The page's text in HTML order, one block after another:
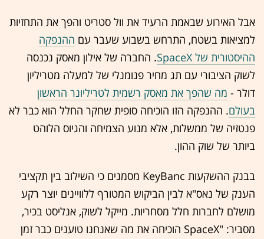
אבל האירוע שבאמת הרעיד את וול סטריט והפך את התחזיות
למציאות בשטח, התרחש בשבוע שעבר עם ההנפקה
ההיסטורית של SpaceX
. החברה של אילון מאסק נכנסה
לשוק הציבורי עם תג מחיר פנומנלי של למעלה מטריליון
דולר - מה שהפך את מאסק רשמית לטריליונר הראשון
בעולם. ההנפקה הזו הוכיחה סופית שחקר החלל הוא כבר לא
פנטזיה של ממשלות, אלא מנוע הצמיחה והגיוס הלוהט
ביותר של שוק ההון.
בבנק ההשקעות KeyBanc מסמנים כי השילוב בין תקציבי
הענק של נאס"א לבין הביקוש המטורף ללוויינים יוצר רקע
מושלם לחברות חלל מסחריות. מייקל לשוק, אנליסט בכיר,
מסביר: "SpaceX הוכיחה את מה שאנחנו טוענים כבר זמן